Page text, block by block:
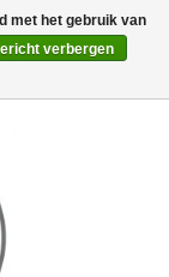
0 Artikelen - €0,00
met het gebruik van
verbergen